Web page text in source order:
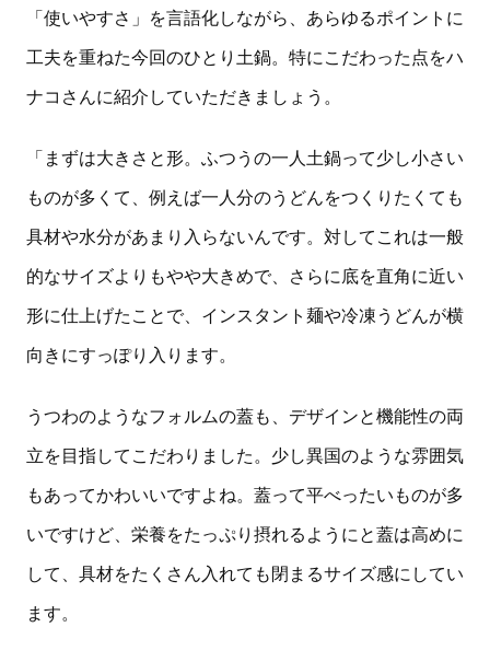
「使いやすさ」を言語化しながら、あらゆるポイントに
工夫を重ねた今回のひとり土鍋。特にこだわった点をハ
ナコさんに紹介していただきましょう。
「まずは大きさと形。ふつうの一人土鍋って少し小さい
ものが多くて、例えば一人分のうどんをつくりたくても
具材や水分があまり入らないんです。対してこれは一般
的なサイズよりもやや大きめで、さらに底を直角に近い
形に仕上げたことで、インスタント麺や冷凍うどんが横
向きにすっぽり入ります。
うつわのようなフォルムの蓋も、デザインと機能性の両
立を目指してこだわりました。少し異国のような雰囲気
もあってかわいいですよね。蓋って平べったいものが多
いですけど、栄養をたっぷり摂れるようにと蓋は高めに
して、具材をたくさん入れても閉まるサイズ感にしてい
ます。